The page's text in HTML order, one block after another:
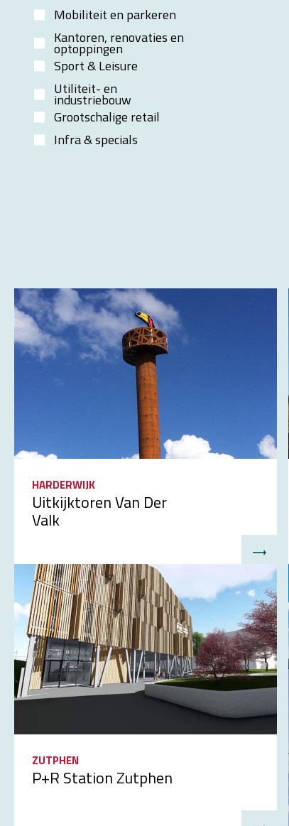
Mobiliteit en parkeren
Kantoren, renovaties en
optoppingen
Sport & Leisure
Utiliteit- en
industriebouw
Grootschalige retail
Infra & specials
HARDERWIJK
Uitkijktoren Van Der
Valk
ZUTPHEN
P+R Station Zutphen